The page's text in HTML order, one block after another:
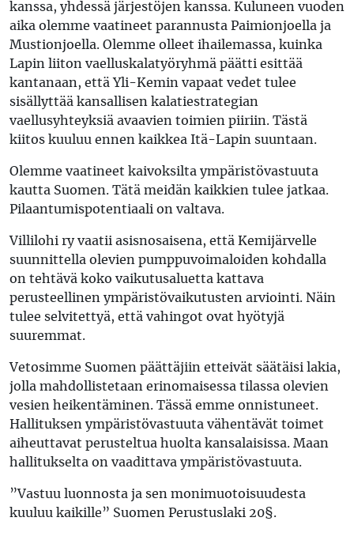
kanssa, yhdessä järjestöjen kanssa. Kuluneen vuoden
aika olemme vaatineet parannusta Paimionjoella ja
Mustionjoella. Olemme olleet ihailemassa, kuinka
Lapin liiton vaelluskalatyöryhmä päätti esittää
kantanaan, että Yli-Kemin vapaat vedet tulee
sisällyttää kansallisen kalatiestrategian
vaellusyhteyksiä avaavien toimien piiriin. Tästä
kiitos kuuluu ennen kaikkea Itä-Lapin suuntaan.
Olemme vaatineet kaivoksilta ympäristövastuuta
kautta Suomen. Tätä meidän kaikkien tulee jatkaa.
Pilaantumispotentiaali on valtava.
Villilohi ry vaatii asisnosaisena, että Kemijärvelle
suunnittella olevien pumppuvoimaloiden kohdalla
on tehtävä koko vaikutusaluetta kattava
perusteellinen ympäristövaikutusten arviointi. Näin
tulee selvitettyä, että vahingot ovat hyötyjä
suuremmat.
Vetosimme Suomen päättäjiin etteivät säätäisi lakia,
jolla mahdollistetaan erinomaisessa tilassa olevien
vesien heikentäminen. Tässä emme onnistuneet.
Hallituksen ympäristövastuuta vähentävät toimet
aiheuttavat perusteltua huolta kansalaisissa. Maan
hallitukselta on vaadittava ympäristövastuuta.
”Vastuu luonnosta ja sen monimuotoisuudesta
kuuluu kaikille” Suomen Perustuslaki 20§.